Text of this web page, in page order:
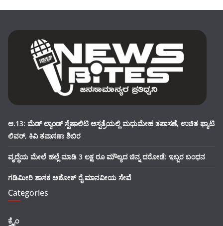
ಆ.13: ಮೆಡ್ ಲ್ಯಾಂಡ್ ಸ್ಪೆಷಾಲಿಟಿ ಆಸ್ಪತ್ರೆಯಲ್ಲಿ ಮಧುಮೇಹ ತಪಾಸಣೆ, ಉಚಿತ ಫ್ಯಾಟಿ
ಲಿವರ್, ಕಿವಿ ತಪಾಸಣಾ ಶಿಬಿರ
ವೃದ್ಧೆಯ ಮೇಲೆ ಹಲ್ಲೆ ಮಾಡಿ 3 ಲಕ್ಷ ರೂ ಮೌಲ್ಯದ ಚಿನ್ನ ದರೋಡೆ: ಇಬ್ಬರ ಬಂಧನ
ಗಡಿಮೀರಿ ಶಾಸಕ ಅಶೋಕ್ ರೈ ಮಾನವೀಯ ಸೇವೆ
Categories
ಕ್ರೈಂ